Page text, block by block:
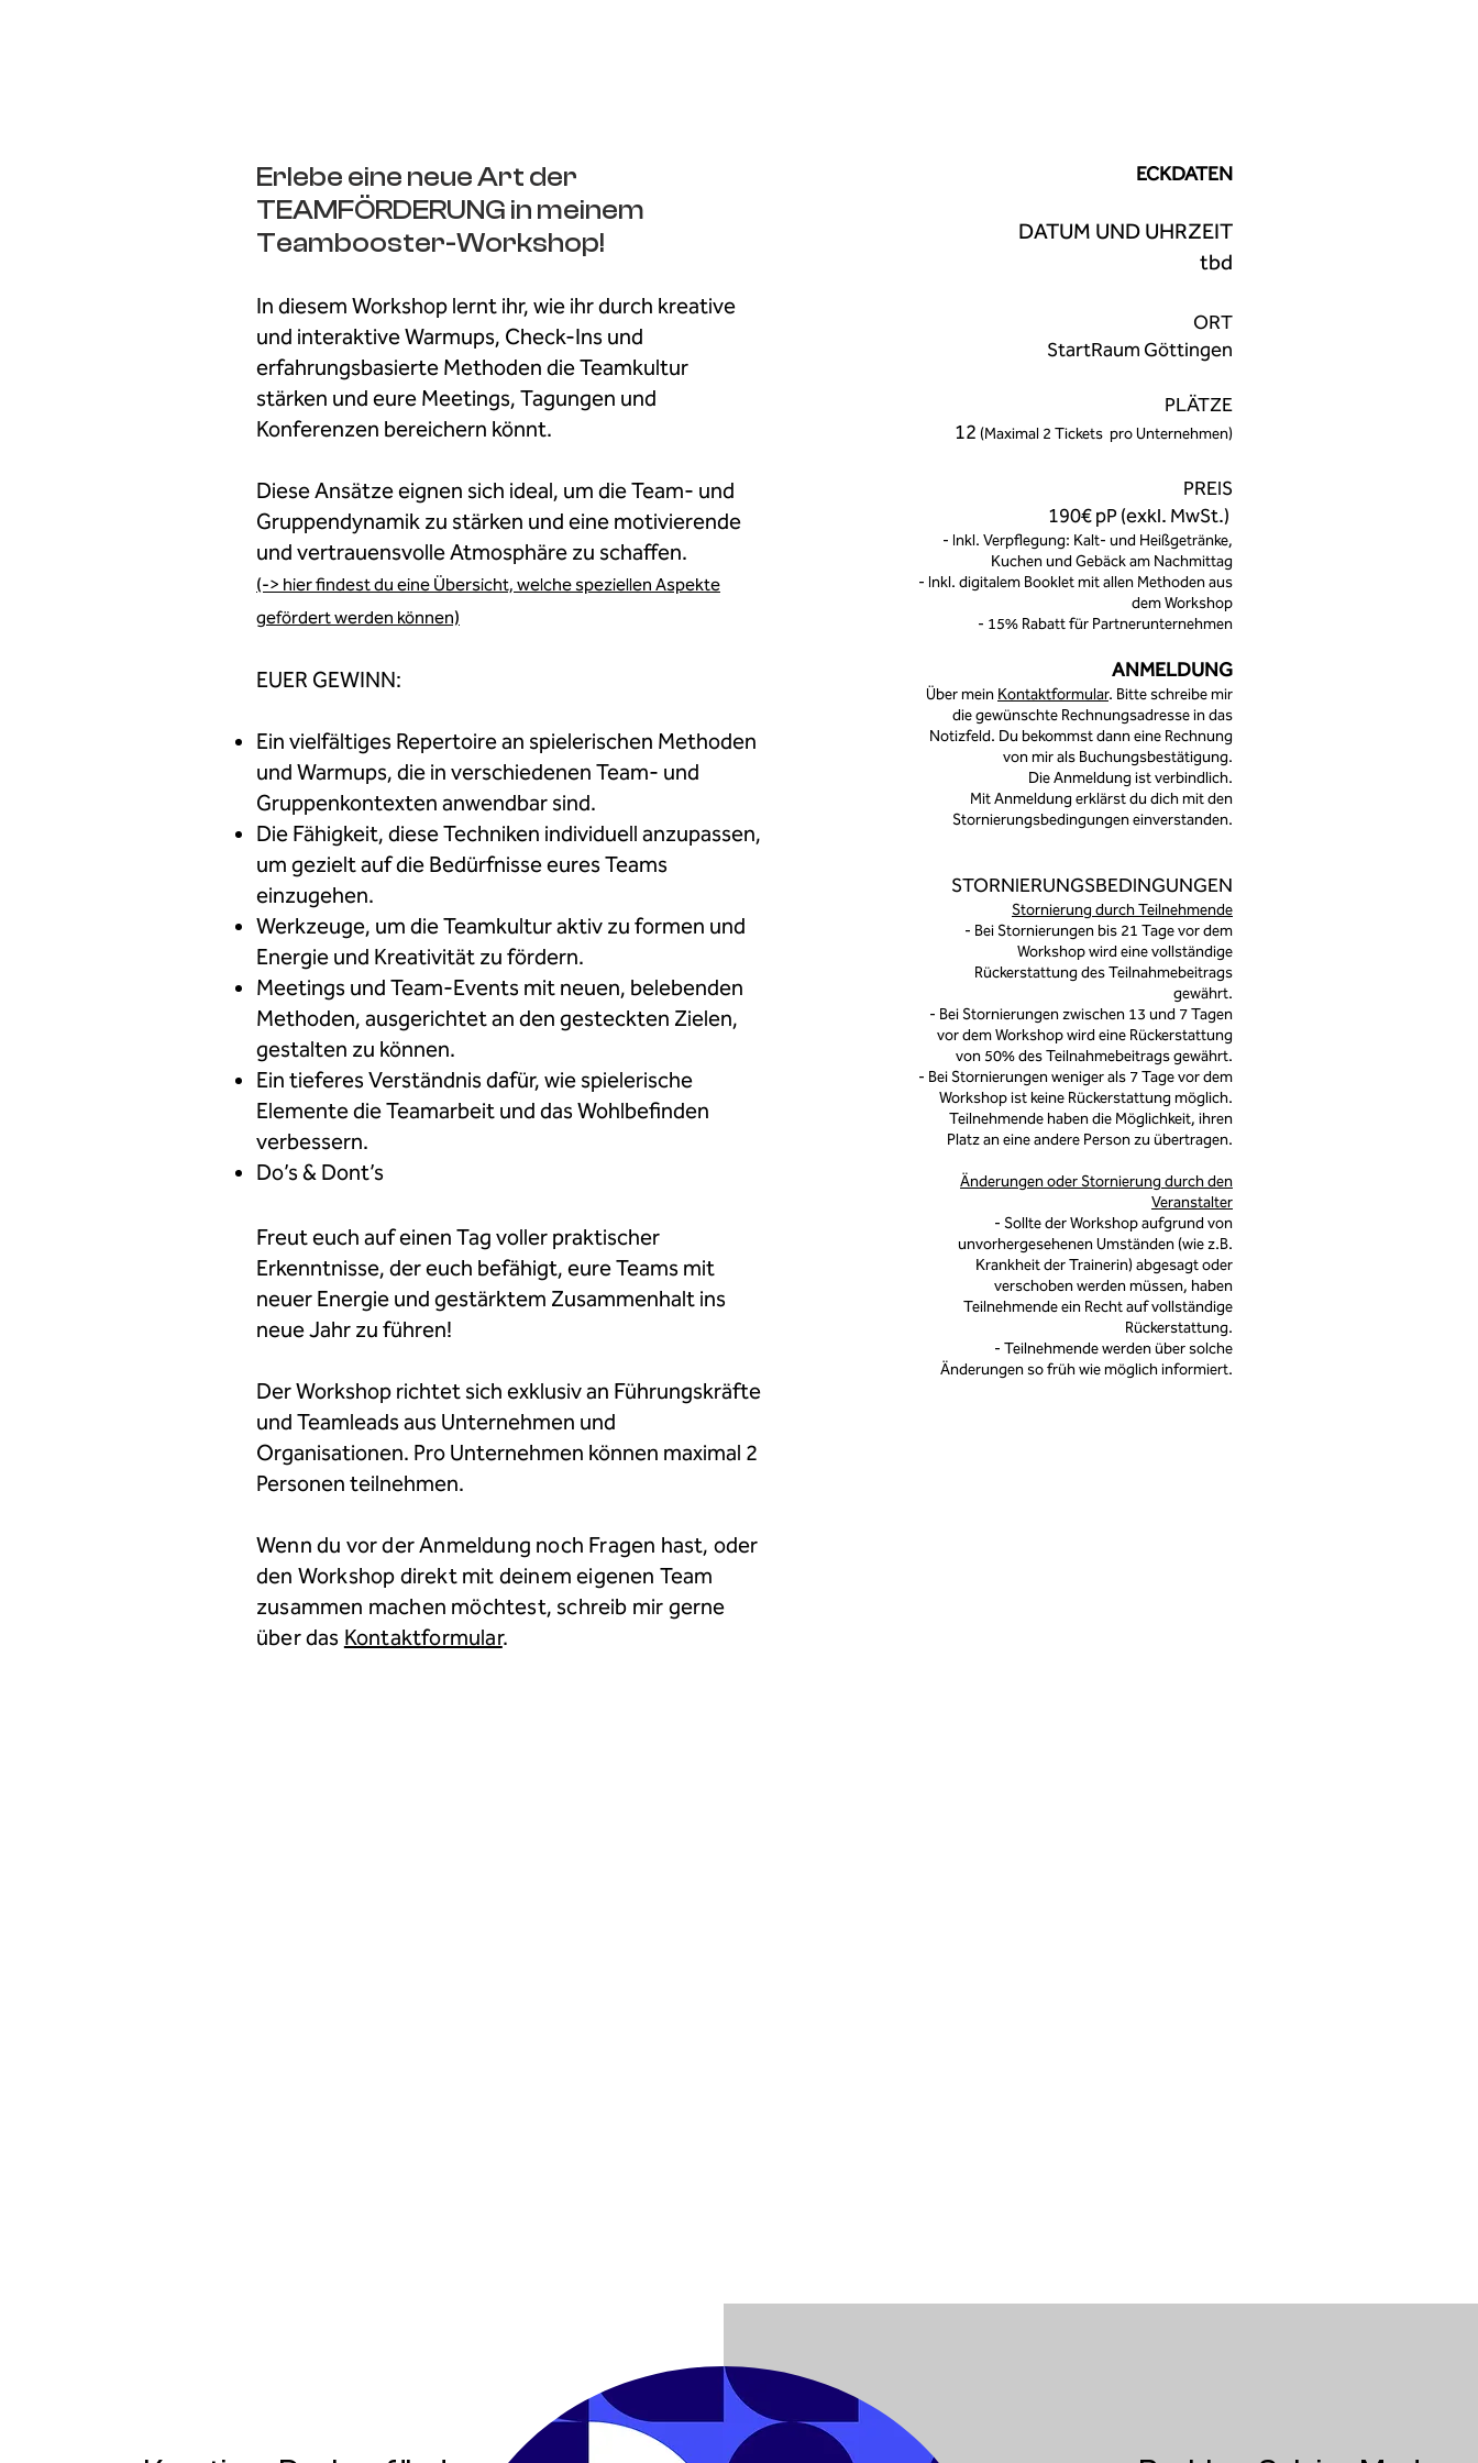
Erlebe eine neue Art der
TEAMFÖRDERUNG in meinem
Teambooster-Workshop!
In diesem Workshop lernt ihr, wie ihr durch kreative
und interaktive Warmups, Check-Ins und
erfahrungsbasierte Methoden die Teamkultur
stärken und eure Meetings, Tagungen und
Konferenzen bereichern könnt.
Diese Ansätze eignen sich ideal, um die Team- und
Gruppendynamik zu stärken und eine motivierende
und vertrauensvolle Atmosphäre zu schaffen.
(-> hier findest du eine Übersicht, welche speziellen Aspekte
gefördert werden können)
EUER GEWINN:
Ein vielfältiges Repertoire an spielerischen Methoden
und Warmups, die in verschiedenen Team- und
Gruppenkontexten anwendbar sind.
Die Fähigkeit, diese Techniken individuell anzupassen,
um gezielt auf die Bedürfnisse eures Teams
einzugehen.
Werkzeuge, um die Teamkultur aktiv zu formen und
Energie und Kreativität zu fördern.
Meetings und Team-Events mit neuen, belebenden
Methoden, ausgerichtet an den gesteckten Zielen,
gestalten zu können.
Ein tieferes Verständnis dafür, wie spielerische
Elemente die Teamarbeit und das Wohlbefinden
verbessern.
Do’s & Dont’s
Freut euch auf einen Tag voller praktischer
Erkenntnisse, der euch befähigt, eure Teams mit
neuer Energie und gestärktem Zusammenhalt ins
neue Jahr zu führen!
Der Workshop richtet sich exklusiv an Führungskräfte
und Teamleads aus Unternehmen und
Organisationen. Pro Unternehmen können maximal 2
Personen teilnehmen.
Wenn du vor der Anmeldung noch Fragen hast, oder
den Workshop direkt mit deinem eigenen Team
zusammen machen möchtest, schreib mir gerne
über das Kontaktformular.
ECKDATEN
DATUM UND UHRZEIT
tbd
ORT
StartRaum Göttingen
PLÄTZE
12 (Maximal 2 Tickets pro Unternehmen)
PREIS
190€ pP (exkl. MwSt.)
- Inkl. Verpflegung: Kalt- und Heißgetränke,
Kuchen und Gebäck am Nachmittag
- Inkl. digitalem Booklet mit allen Methoden aus
dem Workshop
- 15% Rabatt für Partnerunternehmen
ANMELDUNG
Über mein Kontaktformular. Bitte schreibe mir
die gewünschte Rechnungsadresse in das
Notizfeld. Du bekommst dann eine Rechnung
vonmir als Buchungsbestätigung.
Die Anmeldung ist verbindlich.
Mit Anmeldung erklärst du dich mit den
Stornierungsbedingungen einverstanden.
STORNIERUNGSBEDINGUNGEN
Stornierung durch Teilnehmende
- Bei Stornierungen bis 21 Tage vor dem
Workshop wird eine vollständige
Rückerstattung des Teilnahmebeitrags
gewährt.
- Bei Stornierungen zwischen 13 und 7 Tagen
vor dem Workshop wird eine Rückerstattung
von 50% des Teilnahmebeitrags gewährt.
- Bei Stornierungen weniger als 7 Tage vor dem
Workshop ist keine Rückerstattung möglich.
Teilnehmende haben die Möglichkeit, ihren
Platz an eine andere Person zu übertragen.
Änderungen oder Stornierung durch den
Veranstalter
- Sollte der Workshop aufgrund von
unvorhergesehenen Umständen (wie z.B.
Krankheit der Trainerin) abgesagt oder
verschoben werden müssen, haben
Teilnehmende ein Recht auf vollständige
Rückerstattung.
- Teilnehmende werden über solche
Änderungen so früh wie möglich informiert.